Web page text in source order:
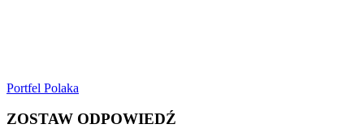
Portfel Polaka
ZOSTAW ODPOWIEDŹ